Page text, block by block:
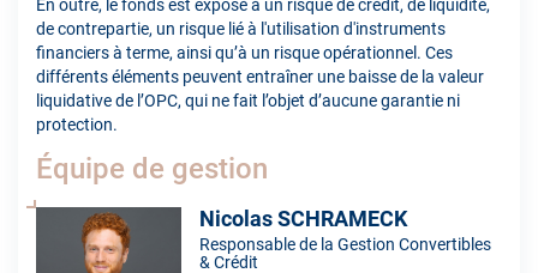
En outre, le fonds est exposé à un risque de crédit, de liquidité,
de contrepartie, un risque lié à l'utilisation d'instruments
financiers à terme, ainsi qu’à un risque opérationnel. Ces
différents éléments peuvent entraîner une baisse de la valeur
liquidative de l’OPC, qui ne fait l’objet d’aucune garantie ni
protection.
Équipe de gestion
Nicolas SCHRAMECK
Responsable de la Gestion Convertibles
& Crédit